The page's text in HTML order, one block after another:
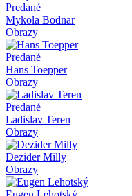
Predané
Mykola Bodnar
Obrazy
Predané
Hans Toepper
Obrazy
Predané
Ladislav Teren
Obrazy
Dezider Milly
Obrazy